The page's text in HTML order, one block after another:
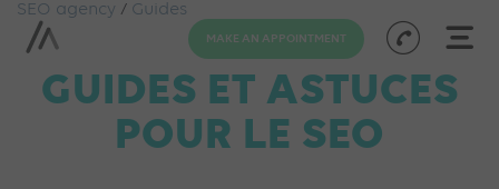
MAKE AN APPOINTMENT
SEO agency / Guides
GUIDES ET ASTUCES
POUR LE SEO